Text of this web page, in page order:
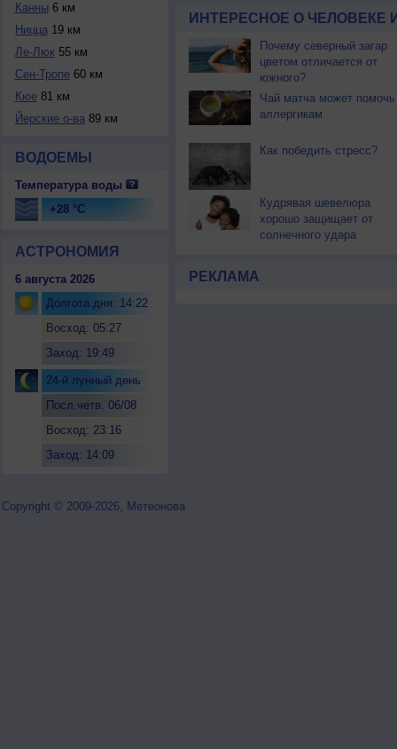
Канны6 км
Ницца19 км
Ле-Люк55 км
Сен-Тропе60 км
Кюе81 км
Йерские о-ва89 км
ВОДОЕМЫ
Температура воды
+28 °C
АСТРОНОМИЯ
6 августа 2026
Долгота дня: 14:22
Восход: 05:27
Заход: 19:49
24-й лунный день
Посл.четв. 06/08
Восход: 23:16
Заход: 14:09
ИНТЕРЕСНОЕ О ЧЕЛОВЕКЕ
Почему северный загар
цветом отличается от
южного?
Чай матча может помочь
аллергикам
Как победить стресс?
Кудрявая шевелюра
хорошо защищает от
солнечного удара
РЕКЛАМА
Copyright © 2009-2026, Метеонова